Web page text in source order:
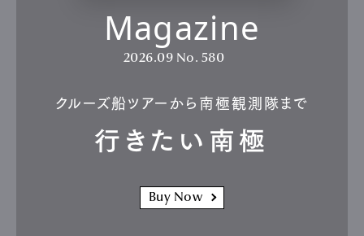
Magazine
2026.09 No. 580
クルーズ船ツアーから南極観測隊まで
行きたい南極
Buy Now